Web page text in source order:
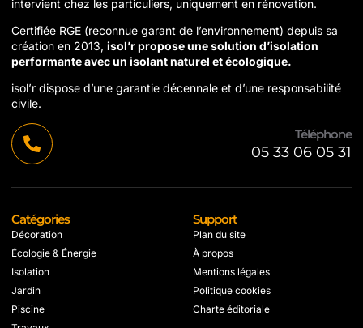
intervient chez les particuliers, uniquement en rénovation.
Certifiée RGE (reconnue garant de l’environnement) depuis sa
création en 2013, isol’r propose une solution d’isolation
performante avec un isolant naturel et écologique.
isol’r dispose d’une garantie décennale et d’une responsabilité
civile.
Téléphone
05 33 06 05 31
Catégories
Décoration
Écologie & Énergie
Isolation
Jardin
Piscine
Support
Plan du site
À propos
Mentions légales
Politique cookies
Charte éditoriale